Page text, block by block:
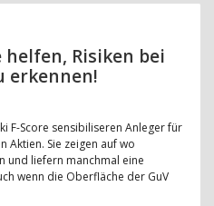
helfen, Risiken bei
erkennen!
F-Score sensibiliseren Anleger für
Aktien. Sie zeigen auf wo
und liefern manchmal eine
wenn die Oberfläche der GuV